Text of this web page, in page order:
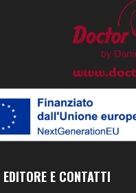
EDITORE E CONTATTI